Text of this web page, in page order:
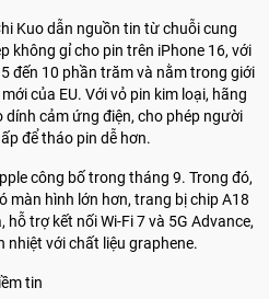
Kuo dẫn nguồn tin từ chuỗi cung
không gỉ cho pin trên iPhone‌ 16, với
đến 10 phần trăm và nằm trong giới
của EU. Với vỏ pin kim loại, hãng
cảm ứng điện, cho phép người
để tháo pin dễ hơn.
công bố trong tháng 9. Trong đó,
màn hình lớn hơn, trang bị chip A18
trợ kết nối Wi-Fi 7 và 5G Advance,
với chất liệu graphene.
tin